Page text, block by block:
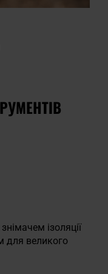
ізоляції
для великого